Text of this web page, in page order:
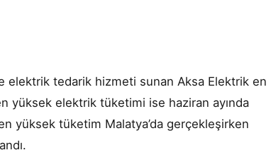
elektrik tedarik hizmeti sunan Aksa Elektrik en
yüksek elektrik tüketimi ise haziran ayında
yüksek tüketim Malatya’da gerçekleşirken